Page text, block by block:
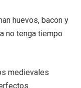
huevos, bacon y
no tenga tiempo
medievales